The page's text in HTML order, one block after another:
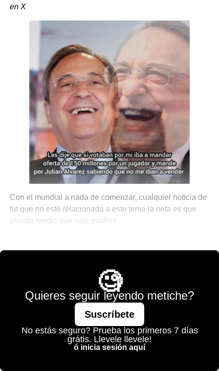
en X
Con el mundial a nada de comenzar, cualquier noticia de
fut que no esté relacionada a este tema la neta es que
ahorita medio que vale madres.
🧐
Quieres seguir leyendo metiche?
Suscríbete
No estás seguro? Prueba los primeros 7 días
grátis. Llevele llevele!
ó inicia sesión aquí